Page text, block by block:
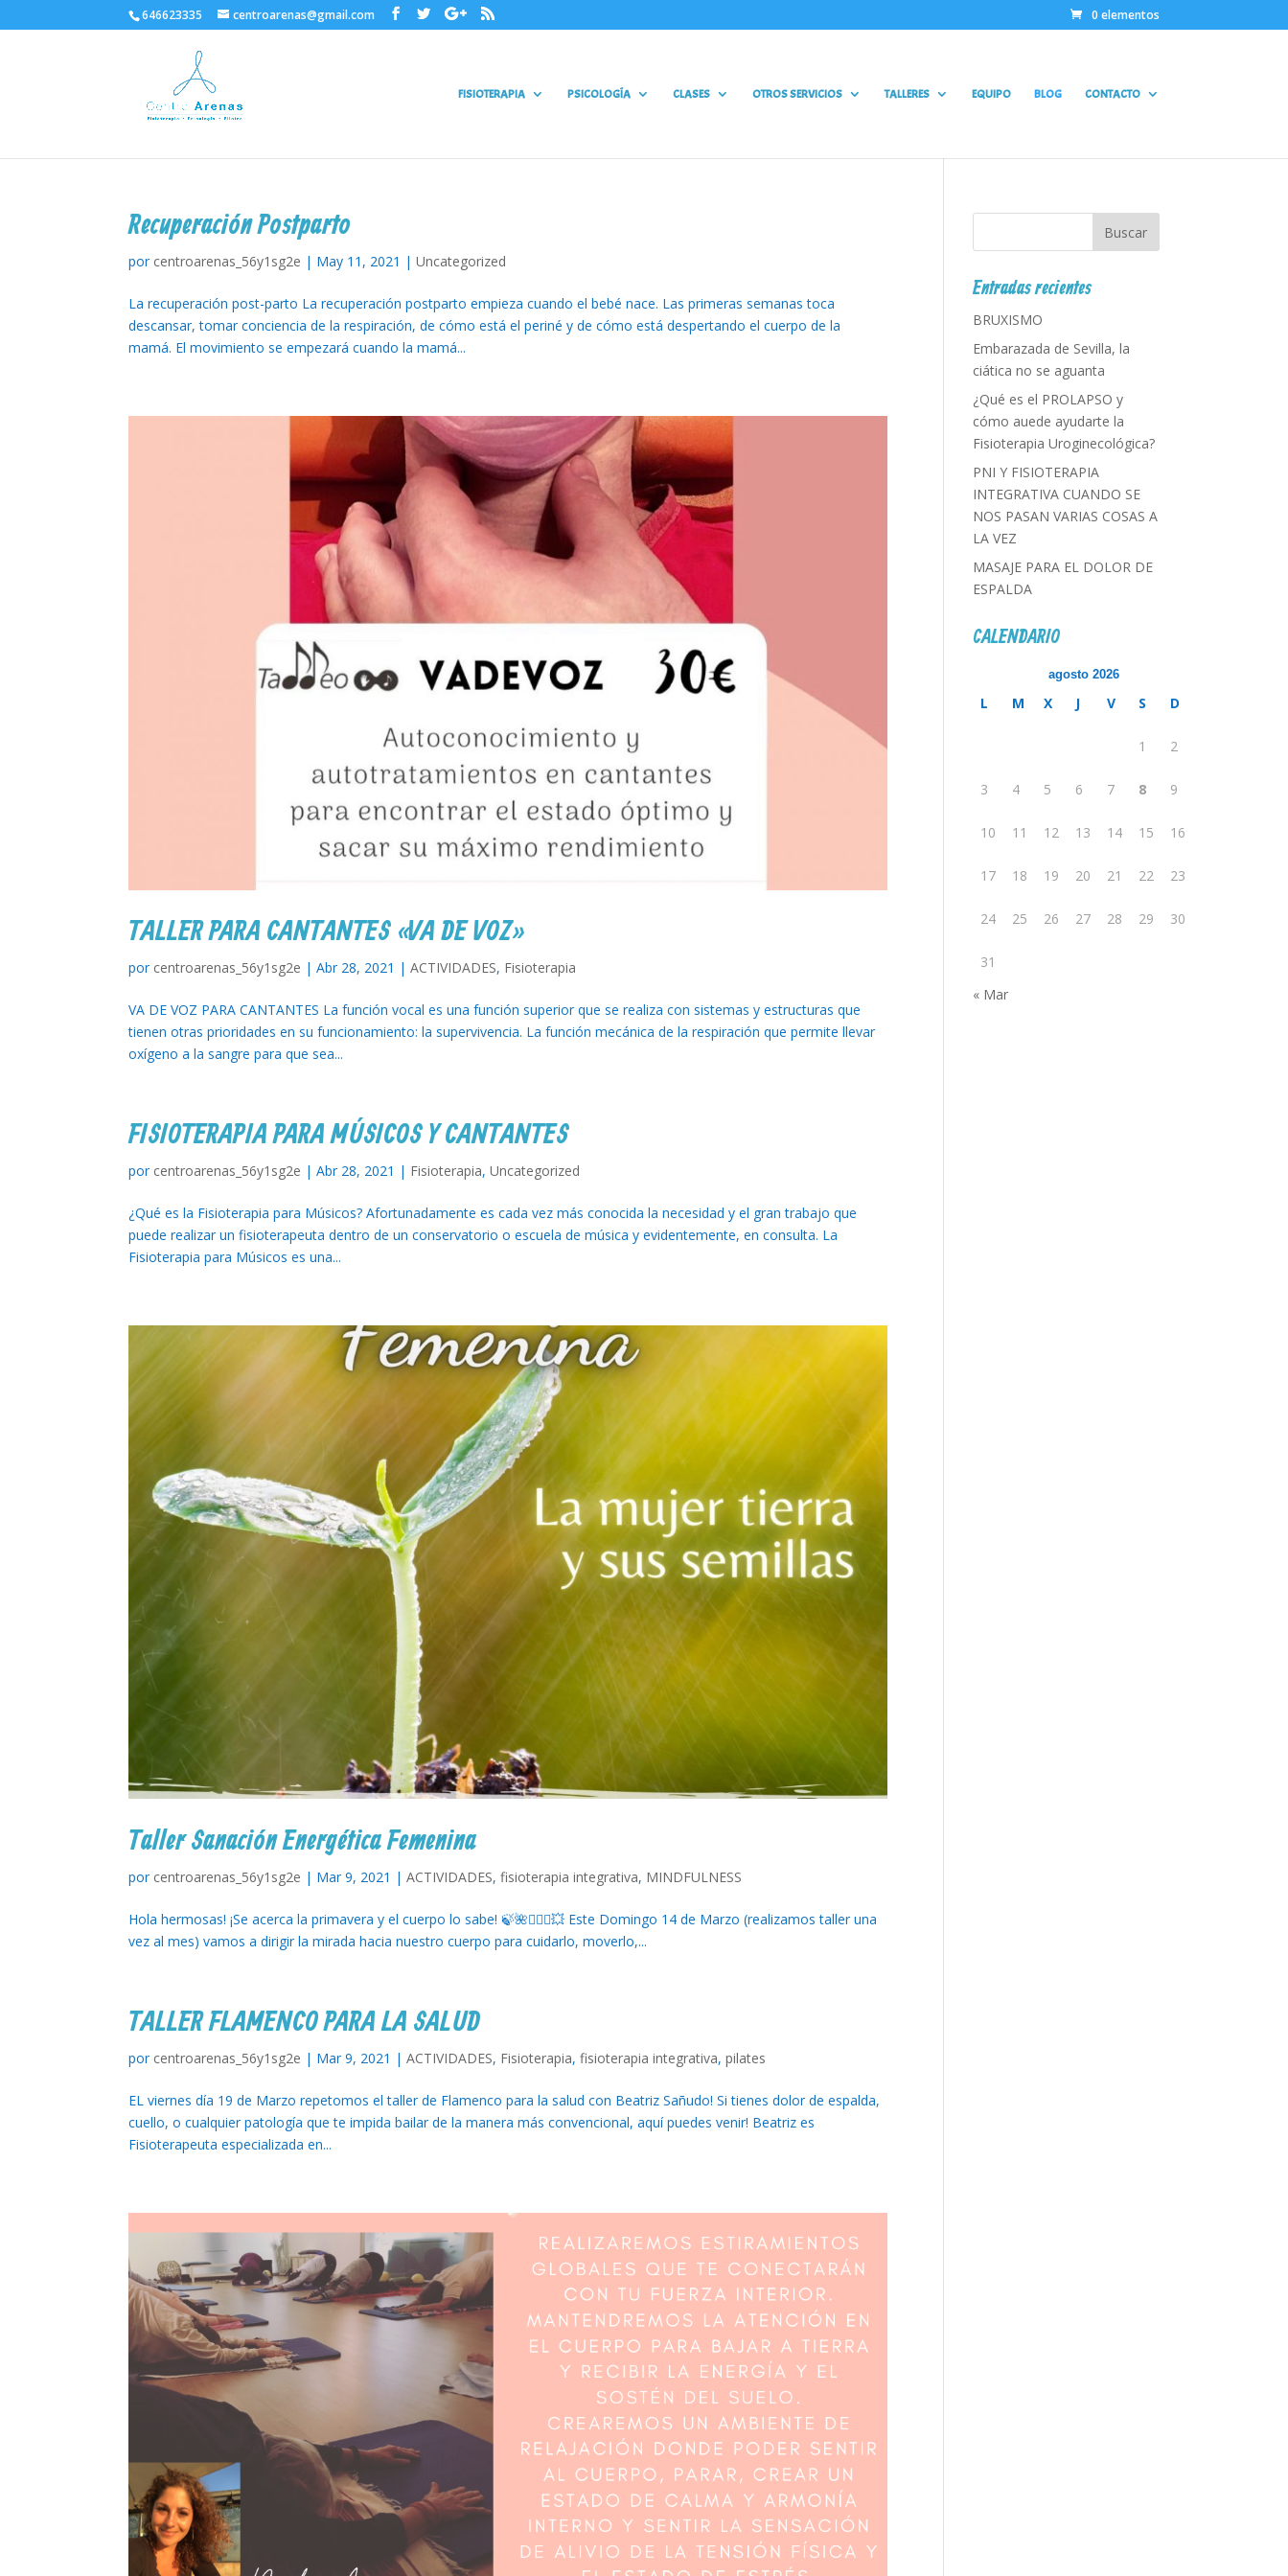
646623335 centroarenas@gmail.com 0 elementos
FISIOTERAPIA PSICOLOGÍA CLASES OTROS SERVICIOS TALLERES EQUIPO BLOG CONTACTO
Recuperación Postparto
por centroarenas_56y1sg2e | May 11, 2021 |Uncategorized
La recuperación post-parto La recuperación postparto empieza cuando el bebé nace. Las primeras semanas toca
descansar, tomar conciencia de la respiración, de cómo está el periné y de cómo está despertando el cuerpo de la
mamá. El movimiento se empezará cuando la mamá...
TALLER PARA CANTANTES «VA DE VOZ»
por centroarenas_56y1sg2e |Abr 28, 2021 |ACTIVIDADES, Fisioterapia
VA DE VOZ PARA CANTANTES La función vocal es una función superior que se realiza con sistemas y estructuras que
tienen otras prioridades en su funcionamiento: la supervivencia. La función mecánica de la respiración que permite llevar
oxígeno a la sangre para que sea...
FISIOTERAPIA PARA MÚSICOS Y CANTANTES
por centroarenas_56y1sg2e |Abr 28, 2021 | Fisioterapia,Uncategorized
¿Qué es la Fisioterapia para Músicos? Afortunadamente es cada vez más conocida la necesidad y el gran trabajo que
puede realizar un fisioterapeuta dentro de un conservatorio o escuela de música y evidentemente, en consulta. La
Fisioterapia para Músicos es una...
Taller Sanación Energética Femenina
por centroarenas_56y1sg2e | Mar 9, 2021 |ACTIVIDADES,fisioterapia integrativa, MINDFULNESS
Hola hermosas! ¡Se acerca la primavera y el cuerpo lo sabe! 🍃🌺🤸🏻‍♀️💥 Este Domingo 14 de Marzo (realizamos taller una
vez al mes) vamos a dirigir la mirada hacia nuestro cuerpo para cuidarlo, moverlo,...
TALLER FLAMENCO PARA LA SALUD
por centroarenas_56y1sg2e | Mar 9, 2021 |ACTIVIDADES, Fisioterapia,fisioterapia integrativa,pilates
EL viernes día 19 de Marzo repetomos el taller de Flamenco para la salud con Beatriz Sañudo! Si tienes dolor de espalda,
cuello, o cualquier patología que te impida bailar de la manera más convencional, aquí puedes venir! Beatriz es
Fisioterapeuta especializada en...
Entradas recientes
BRUXISMO
Embarazada de Sevilla, la
ciática no se aguanta
¿Qué es el PROLAPSO y
cómo auede ayudarte la
Fisioterapia Uroginecológica?
PNI Y FISIOTERAPIA
INTEGRATIVA CUANDO SE
NOS PASAN VARIAS COSAS A
LA VEZ
MASAJE PARA EL DOLOR DE
ESPALDA
CALENDARIO
agosto 2026
L M X J V S D
1 2
3 4 5 6 7 8 9
10 11 12 13 14 15 16
17 18 19 20 21 22 23
24 25 26 27 28 29 30
31
« Mar